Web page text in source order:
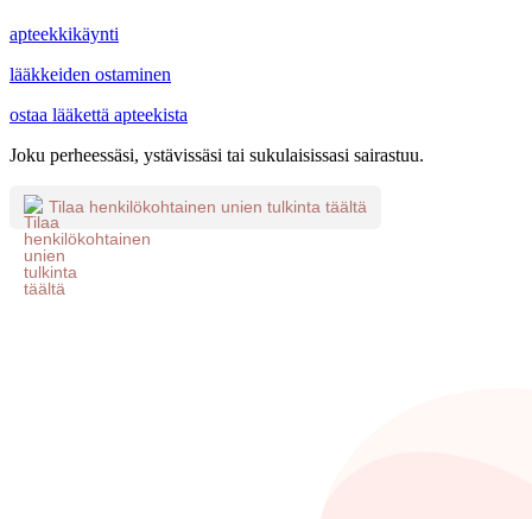
apteekkikäynti
lääkkeiden ostaminen
ostaa lääkettä apteekista
Joku perheessäsi, ystävissäsi tai sukulaisissasi sairastuu.
Tilaa henkilökohtainen unien tulkinta täältä